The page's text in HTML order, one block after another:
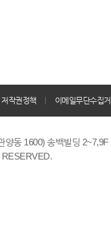
저작권정책 이메일무단수집
양동 1600) 송백빌딩